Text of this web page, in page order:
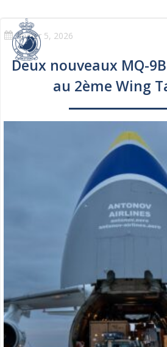
février 5, 2026
Deux nouveaux MQ-
au 2ème Wing